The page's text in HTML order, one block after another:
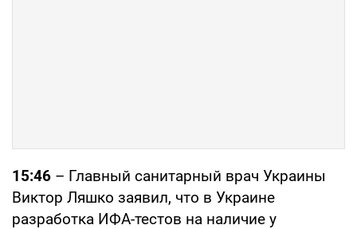
15:46 – Главный санитарный врач Украины
Виктор Ляшко заявил, что в Украине
разработка ИФА-тестов на наличие у